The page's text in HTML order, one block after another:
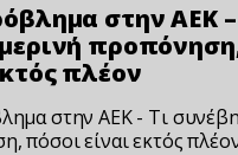
στην ΑΕΚ
πλέον
στην ΑΕΚ - Τι
πόσοι είναι εκτός